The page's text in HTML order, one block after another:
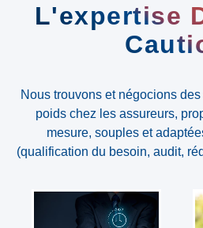
L'expertise
Nous trouvons et négocions
poids chez les assureurs,
mesure, souples et
(qualification du besoin, audit,